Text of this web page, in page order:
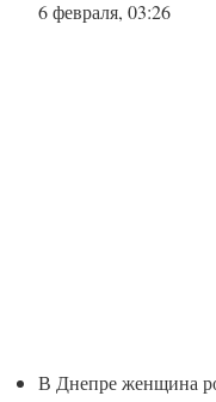
6 февраля, 03:26
В Днепре женщина